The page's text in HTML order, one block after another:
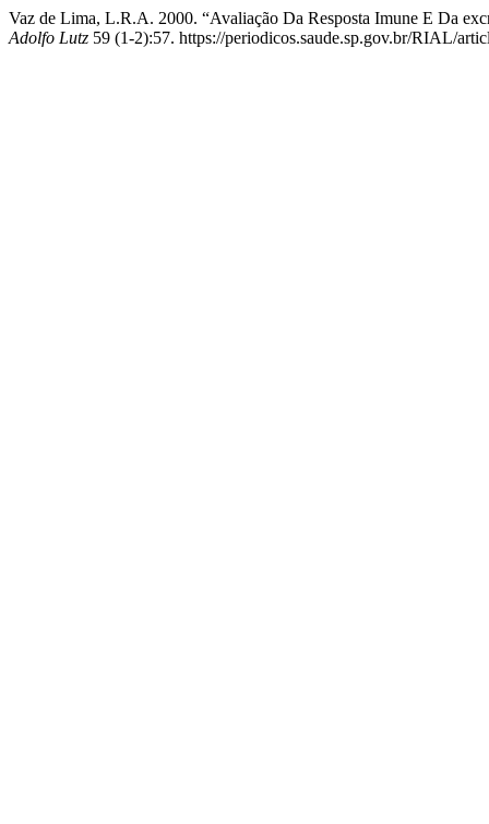
Vaz de Lima, L.R.A. 2000. “Avaliação Da Resposta Imune E Da
Adolfo Lutz 59 (1-2):57. https://periodicos.saude.sp.gov.br/RIAL/